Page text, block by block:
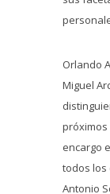
Orlando
Miguel
próximos
encargo
todos los
Antonio